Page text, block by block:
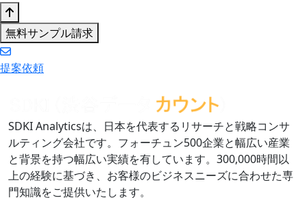
無料サンプル請求
提案依頼
SDKI Analyticsは、日本を代表するリサーチと戦略コンサ
ルティング会社です。フォーチュン500企業と幅広い産業
と背景を持つ幅広い実績を有しています。300,000時間以
上の経験に基づき、お客様のビジネスニーズに合わせた専
門知識をご提供いたします。